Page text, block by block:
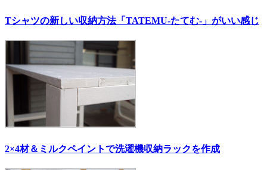
Tシャツの新しい収納方法「TATEMU-たてむ-」がいい感じ
2×4材＆ミルクペイントで洗濯機収納ラックを作成